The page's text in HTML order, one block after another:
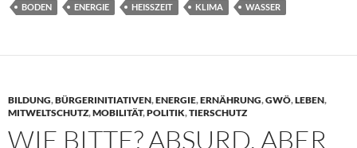
BODEN ENERGIE HEISSZEIT KLIMA WASSER
BILDUNG,BÜRGERINITIATIVEN,ENERGIE,ERNÄHRUNG,GWÖ,LEBEN,
MITWELTSCHUTZ,MOBILITÄT,POLITIK,TIERSCHUTZ
WIE BITTE? ABSURD, ABER